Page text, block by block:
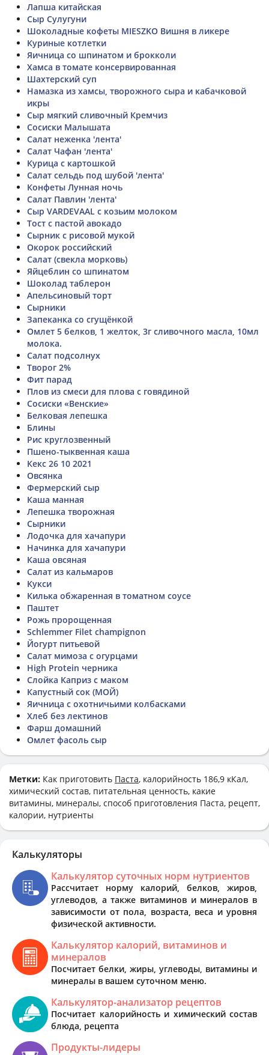
Лапша китайская
Сыр Сулугуни
Шоколадные кофеты MIESZKO Вишня в ликере
Куриные котлетки
Яичница со шпинатом и брокколи
Хамса в томате консервированная
Шахтерский суп
Намазка из хамсы, творожного сыра и кабачковой
икры
Сыр мягкий сливочный Кремчиз
Сосиски Малышата
Салат неженка 'лента'
Салат Чафан 'лента'
Курица с картошкой
Салат сельдь под шубой 'лента'
Конфеты Лунная ночь
Салат Павлин 'лента'
Сыр VARDEVAAL с козьим молоком
Тост с пастой авокадо
Сырник с рисовой мукой
Окорок российский
Салат (свекла морковь)
Яйцеблин со шпинатом
Шоколад таблерон
Апельсиновый торт
Сырники
Запеканка со сгущёнкой
Омлет 5 белков, 1 желток, 3г сливочного масла, 10мл
молока.
Салат подсолнух
Творог 2%
Фит парад
Плов из смеси для плова с говядиной
Сосиски «Венские»
Белковая лепешка
Блины
Рис круглозвенный
Пшено-тыквенная каша
Кекс 26 10 2021
Овсянка
Фермерский сыр
Каша манная
Лепешка творожная
Сырники
Лодочка для хачапури
Начинка для хачапури
Каша овсяная
Салат из кальмаров
Кукси
Килька обжаренная в томатном соусе
Паштет
Рожь пророщенная
Schlemmer Filet champignon
Йогурт питьевой
Салат мимоза с огурцами
High Protein черника
Слойка Каприз с маком
Капустный сок (МОЙ)
Яичница с охотничьими колбасками
Хлеб без лектинов
Фарш домашний
Омлет фасоль сыр
Метки: Как приготовить Паста, калорийность 186,9 кКал,
химический состав, питательная ценность, какие
витамины, минералы, способ приготовления Паста, рецепт,
калории, нутриенты
Калькуляторы
Калькулятор суточных норм нутриентов
Рассчитает норму калорий, белков, жиров,
углеводов, а также витаминов и минералов в
зависимости от пола, возраста, веса и уровня
физической активности.
Калькулятор калорий, витаминов и
минералов
Посчитает белки, жиры, углеводы, витамины и
минералы в вашем суточном меню.
Калькулятор-анализатор рецептов
Посчитает калорийность и химический состав
блюда, рецепта
Продукты-лидеры